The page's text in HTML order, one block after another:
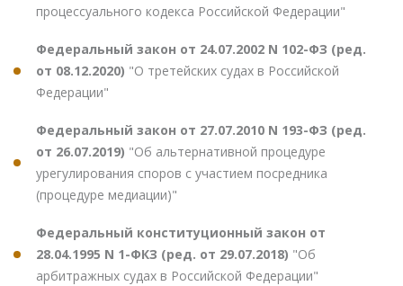
процессуального кодекса Российской Федерации"
Федеральный закон от 24.07.2002 N 102-ФЗ (ред.
от 08.12.2020) "О третейских судах в Российской
Федерации"
Федеральный закон от 27.07.2010 N 193-ФЗ (ред.
от 26.07.2019) "Об альтернативной процедуре
урегулирования споров с участием посредника
(процедуре медиации)"
Федеральный конституционный закон от
28.04.1995 N 1-ФКЗ (ред. от 29.07.2018) "Об
арбитражных судах в Российской Федерации"